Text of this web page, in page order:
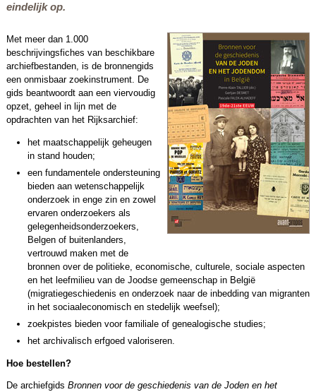
eindelijk op.
Met meer dan 1.000
beschrijvingsfiches van beschikbare
archiefbestanden, is de bronnengids
een onmisbaar zoekinstrument. De
gids beantwoordt aan een viervoudig
opzet, geheel in lijn met de
opdrachten van het Rijksarchief:
het maatschappelijk geheugen
in stand houden;
een fundamentele ondersteuning
bieden aan wetenschappelijk
onderzoek in enge zin en zowel
ervaren onderzoekers als
gelegenheidsonderzoekers,
Belgen of buitenlanders,
vertrouwd maken met de
bronnen over de politieke, economische, culturele, sociale aspecten
en het leefmilieu van de Joodse gemeenschap in België
(migratiegeschiedenis en onderzoek naar de inbedding van migranten
in het sociaaleconomisch en stedelijk weefsel);
zoekpistes bieden voor familiale of genealogische studies;
het archivalisch erfgoed valoriseren.
Hoe bestellen?
De archiefgids Bronnen voor de geschiedenis van de Joden en het